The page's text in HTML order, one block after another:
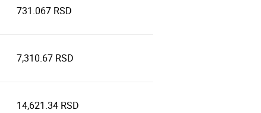
731.067 RSD
7,310.67 RSD
14,621.34 RSD